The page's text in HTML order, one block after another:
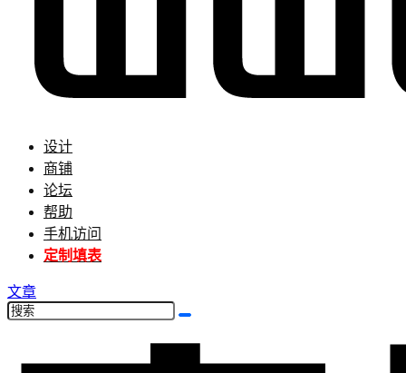
设计
商铺
论坛
帮助
手机访问
定制填表
文章